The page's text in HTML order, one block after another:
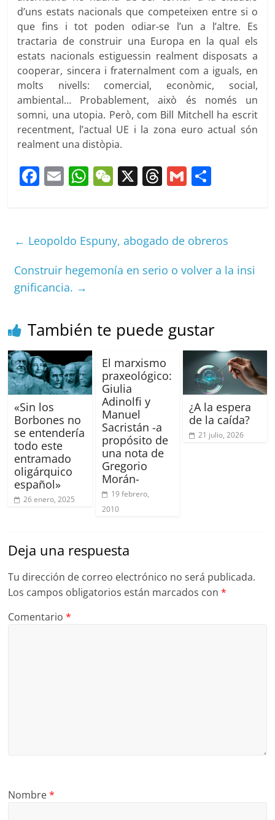
d’uns estats nacionals que competeixen entre si o
que fins i tot poden odiar-se l’un a l’altre. Es
tractaria de construir una Europa en la qual els
estats nacionals estiguessin realment disposats a
cooperar, sincera i fraternalment com a iguals, en
molts nivells: comercial, econòmic, social,
ambiental… Probablement, això és només un
somni, una utopia. Però, com Bill Mitchell ha escrit
recentment, l’actual UE i la zona euro actual són
realment una distòpia.
F
e
b
o
o
E
l
W
s
A
p
W
h
at
X T
a
s
G
l p
tir
← Leopoldo Espuny, abogado de obreros
Construir hegemonía en serio o volver a la insi
gnificancia. →
También te puede gustar
«Sin los
Borbones no
se entendería
todo este
entramado
oligárquico
español»
26 enero, 2025
El marxismo
praxeológico:
Giulia
Adinolfi y
Manuel
Sacristán -a
propósito de
una nota de
Gregorio
Morán-
19 febrero,
2010
¿A la espera
de la caída?
21 julio, 2026
Deja una respuesta
Tu dirección de correo electrónico no será publicada.
Los campos obligatorios están marcados con*
Comentario*
Nombre*